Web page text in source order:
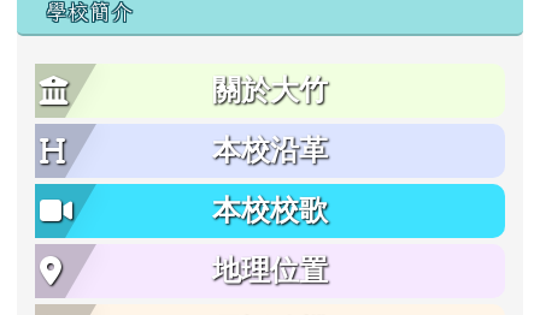
學校簡介
關於大竹
本校沿革
本校校歌
地理位置